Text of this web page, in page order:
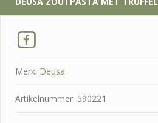
Merk: Deusa
Artikelnummer: 590221